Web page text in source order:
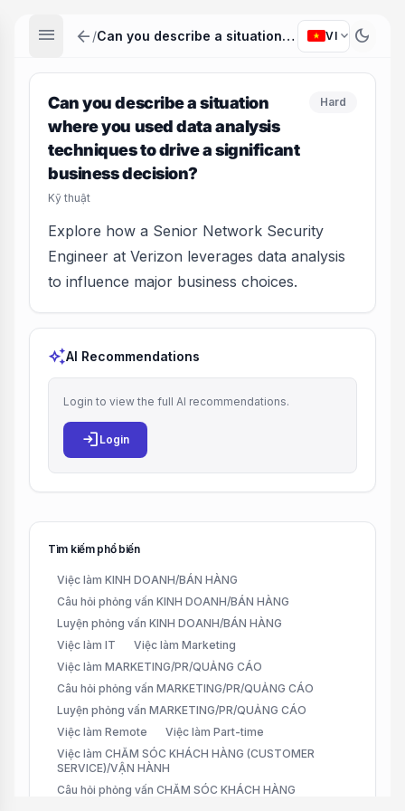
menu arrow_back / Can you describe a situation where you used data analysis techniques to drive a significant business decision? VI expand_more dark_mode
Can you describe a situation
where you used data analysis
techniques to drive a significant
business decision?
Kỹ thuật
Hard
Explore how a Senior Network Security
Engineer at Verizon leverages data analysis
to influence major business choices.
auto_awesomeAI Recommendations
Login to view the full AI recommendations.
login Login
Tìm kiếm phổ biến
Việc làm KINH DOANH/BÁN HÀNG
Câu hỏi phỏng vấn KINH DOANH/BÁN HÀNG
Luyện phỏng vấn KINH DOANH/BÁN HÀNG
Việc làm IT
Việc làm Marketing
Việc làm MARKETING/PR/QUẢNG CÁO
Câu hỏi phỏng vấn MARKETING/PR/QUẢNG CÁO
Luyện phỏng vấn MARKETING/PR/QUẢNG CÁO
Việc làm Remote
Việc làm Part-time
Việc làm CHĂM SÓC KHÁCH HÀNG (CUSTOMER
SERVICE)/VẬN HÀNH
Câu hỏi phỏng vấn CHĂM SÓC KHÁCH HÀNG